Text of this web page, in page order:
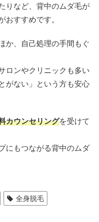
りなど、背中のムダ毛が
すすめです。
か、自己処理の手間もぐ
ロンやクリニックも多い
がない」という方も安心
カウンセリングを受けて
にもつながる背中のムダ
全身脱毛